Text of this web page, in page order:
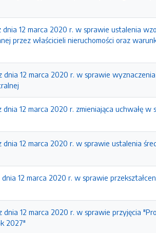
dnia 12 marca 2020 r. w sprawie ustalenia
przez właścicieli nieruchomości oraz
dnia 12 marca 2020 r. w sprawie
dnia 12 marca 2020 r. zmieniająca uchwałę
dnia 12 marca 2020 r. w sprawie ustalenia
12 marca 2020 r. w sprawie
dnia 12 marca 2020 r. w sprawie przyjęcia
2027"